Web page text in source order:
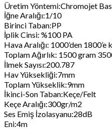
Üretim Yöntemi:Chromojet
İğne Aralığı:1/10
Birinci Taban:PP
İplik Cinsi: %100 PA
Hava Aralığı: 1000’den 1800’e
Toplam Ağırlık: 1500 gram
İlmek Sayısı:200.787
Hav Yüksekliği:7mm
Toplam Yükseklik:9mm
İkinci-Son Taban:Keçe/Felt
Keçe Aralığı:300gr/m2
Ses Emiş İzolasyanu:28dB
Eni:4m